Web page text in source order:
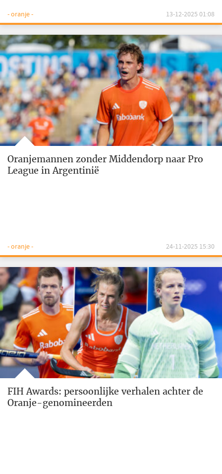
- oranje - 13-12-2025 01:08
Oranjemannen zonder Middendorp naar Pro
League in Argentinië
- oranje - 24-11-2025 15:30
FIH Awards: persoonlijke verhalen achter de
Oranje-genomineerden